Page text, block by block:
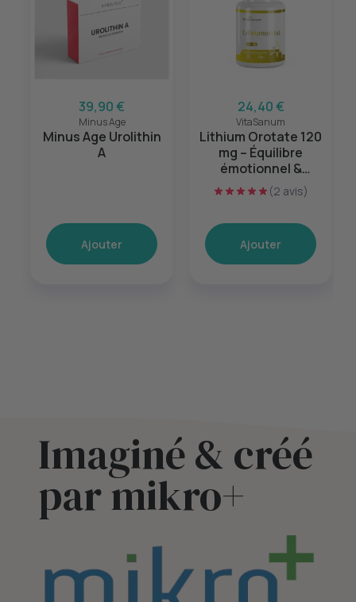
39,90 €
Minus Age
Minus Age Urolithin
A
Ajouter
24,40 €
VitaSanum
Lithium Orotate 120
mg – Équilibre
émotionnel &
sérénité mentale –
60 gélules
(2 avis)
Ajouter
Imaginé & créé
par mikro+